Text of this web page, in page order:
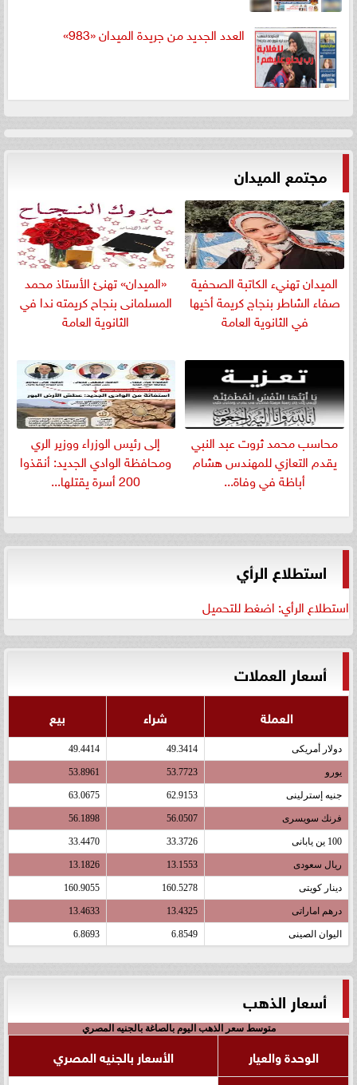
العدد الجديد من جريدة الميدان «983»
مجتمع الميدان
الميدان تهنيء الكاتبة الصحفية
صفاء الشاطر بنجاج كريمة أخيها
في الثانوية العامة
«الميدان» تهنئ الأستاذ محمد
المسلمانى بنجاح كريمته ندا في
الثانوية العامة
​محاسب محمد ثروت عبد النبي
يقدم التعازي للمهندس هشام
أباظة في وفاة...
إلى رئيس الوزراء ووزير الري
ومحافظة الوادي الجديد: أنقذوا
200 أسرة يقتلها...
استطلاع الرأي
استطلاع الرأي: اضغط للتحميل
أسعار العملات
العملة شراء بيع
دولار أمريكى 49.3414
49.4414
يورو 53.7723
53.8961
جنيه إسترلينى 62.9153
63.0675
فرنك سويسرى 56.0507
56.1898
100 ين يابانى 33.3726
33.4470
ريال سعودى 13.1553
13.1826
دينار كويتى 160.5278
160.9055
درهم اماراتى 13.4325
13.4633
اليوان الصينى 6.8549
6.8693
أسعار الذهب
متوسط سعر الذهب اليوم بالصاغة بالجنيه المصري
الوحدة والعيار
الأسعار بالجنيه المصري